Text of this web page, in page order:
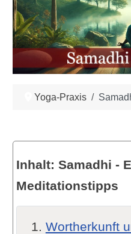
Yoga-Praxis
Inhalt: Samadhi -
Meditationstipps
Wortherkunft